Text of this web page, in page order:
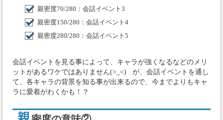
親密度70/280：会話イベント3
親密度150/280：会話イベント4
親密度280/280：会話イベント5
会話イベントを見る事によって、キャラが強くなるなどのメリ
ットがあるワケではありません(>_<) が、会話イベントを通し
て、各キャラの背景を知る事が出来るので、今までよりもキャ
ラに愛着がわくかも！？